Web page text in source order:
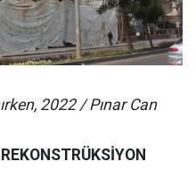
2022 / Pınar Can